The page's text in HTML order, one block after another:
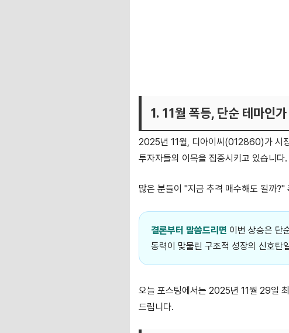
1. 11월 폭등, 단순 테마인
2025년 11월, 디아이씨(012860)가 시
투자자들의 이목을 집중시키고 있습니다.
많은 분들이 "지금 추격 매수해도 될까
결론부터 말씀드리면 이번 상승은 단
동력이 맞물린 구조적 성장의 신호탄
오늘 포스팅에서는 2025년 11월 29일
드립니다.